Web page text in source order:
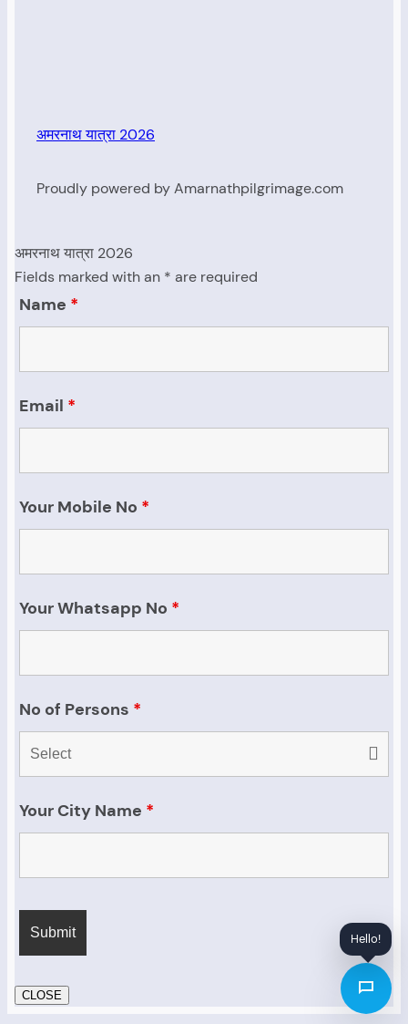
अमरनाथ यात्रा 2026
Hello!
Proudly powered by Amarnathpilgrimage.com
अमरनाथ यात्रा 2026
Fields marked with an * are required
Name *
Email *
Your Mobile No *
Your Whatsapp No *
No of Persons *
Your City Name *
CLOSE